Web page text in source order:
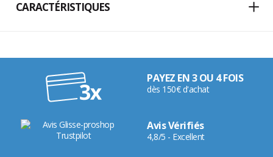
CARACTÉRISTIQUES
PAYEZ EN 3 OU 4 FOIS
dès 150€ d'achat
Avis Vérifiés
4,8/5 - Excellent